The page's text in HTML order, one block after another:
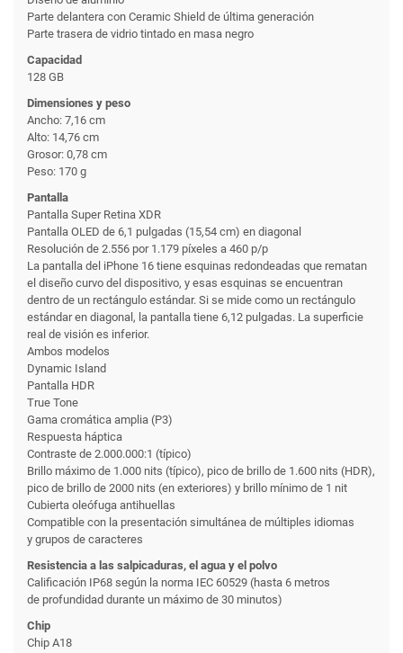
Parte delantera con Ceramic Shield de última generación
Parte trasera de vidrio tintado en masa negro
Capacidad
128 GB
Dimensiones y peso
Ancho: 7,16 cm
Alto: 14,76 cm
Grosor: 0,78 cm
Peso: 170 g
Pantalla
Pantalla Super Retina XDR
Pantalla OLED de 6,1 pulgadas (15,54 cm) en diagonal
Resolución de 2.556 por 1.179 píxeles a 460 p/p
La pantalla del iPhone 16 tiene esquinas redondeadas que rematan
el diseño curvo del dispositivo, y esas esquinas se encuentran
dentro de un rectángulo estándar. Si se mide como un rectángulo
estándar en diagonal, la pantalla tiene 6,12 pulgadas. La superficie
real de visión es inferior.
Ambos modelos
Dynamic Island
Pantalla HDR
True Tone
Gama cromática amplia (P3)
Respuesta háptica
Contraste de 2.000.000:1 (típico)
Brillo máximo de 1.000 nits (típico), pico de brillo de 1.600 nits (HDR),
pico de brillo de 2000 nits (en exteriores) y brillo mínimo de 1 nit
Cubierta oleófuga antihuellas
Compatible con la presentación simultánea de múltiples idiomas
y grupos de caracteres
Resistencia a las salpicaduras, el agua y el polvo
Calificación IP68 según la norma IEC 60529 (hasta 6 metros
de profundidad durante un máximo de 30 minutos)
Chip
Chip A18